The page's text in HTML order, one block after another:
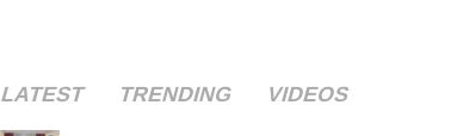
LATEST TRENDING VIDEOS